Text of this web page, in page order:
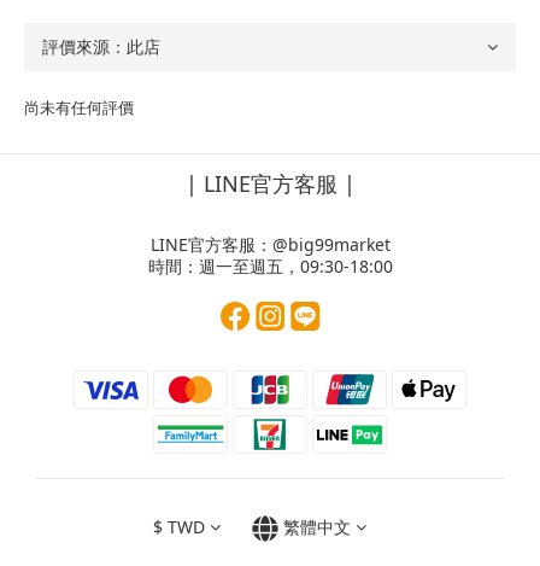
尚未有任何評價
| LINE官方客服 |
LINE官方客服： @big99market
時間：週一至週五，09:30-18:00
$ TWD 繁體中文